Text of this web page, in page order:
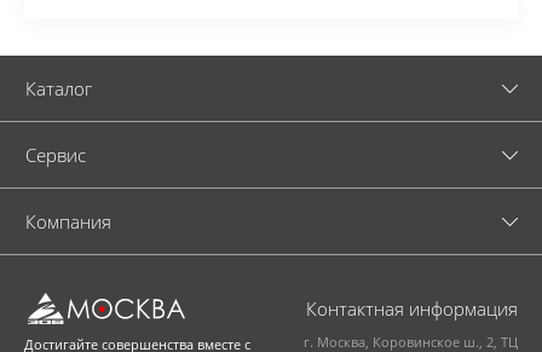
Достигайте совершенства вместе с
Каталог
Cервис
Компания
Контактная информация
г. Москва, Коровинское ш., 2, ТЦ